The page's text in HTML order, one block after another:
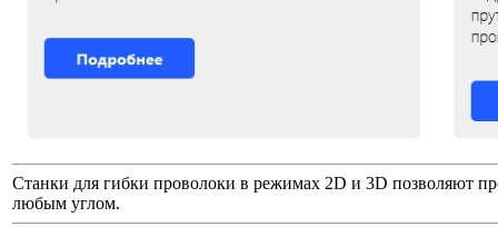
Станки для гибки проволоки в режимах 2D и 3D позволяют
любым углом.